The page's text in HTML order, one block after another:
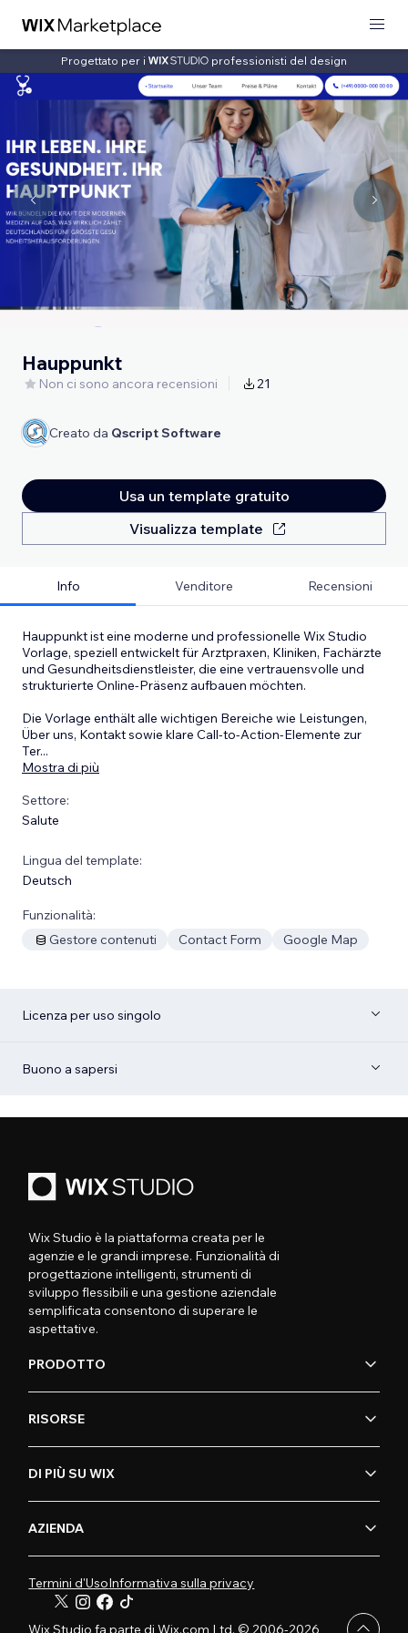
Progettato per i professionisti del design
Hauppunkt
Non ci sono ancora recensioni 21
Creato da Qscript Software
Usa un template gratuito
Visualizza template
Info Venditore Recensioni
Hauppunkt ist eine moderne und professionelle Wix Studio
Vorlage, speziell entwickelt für Arztpraxen, Kliniken, Fachärzte
und Gesundheitsdienstleister, die eine vertrauensvolle und
strukturierte Online-Präsenz aufbauen möchten.
Die Vorlage enthält alle wichtigen Bereiche wie Leistungen,
Über uns, Kontakt sowie klare Call-to-Action-Elemente zur
Ter...
Mostra di più
Settore:
Salute
Lingua del template:
Deutsch
Funzionalità:
Gestore contenuti
Contact Form Google Map
Licenza per uso singolo
Buono a sapersi
Wix Studio è la piattaforma creata per le
agenzie e le grandi imprese. Funzionalità di
progettazione intelligenti, strumenti di
sviluppo flessibili e una gestione aziendale
semplificata consentono di superare le
aspettative.
PRODOTTO
RISORSE
DI PIÙ SU WIX
AZIENDA
Termini d'UsoInformativa sulla privacy
Wix Studio fa parte di Wix.com Ltd. © 2006-2026